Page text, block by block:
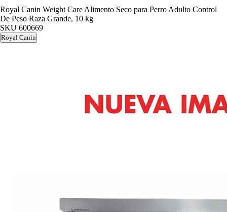
Royal Canin Weight Care Alimento Seco para Perro Adulto Control
De Peso Raza Grande, 10 kg
SKU 600669
Royal Canin